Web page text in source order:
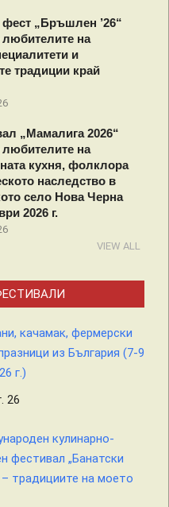
фест „Бръшлен ’26“
на
и
традиции край
„Мамалига 2026“
на
кухня, фолклора
наследство в
село Нова Черна
2026 г.
VIEW ALL
качамак, фермерски
из България (7-9
г.)
26
кулинарно-
фестивал „Банатски
традициите на моето